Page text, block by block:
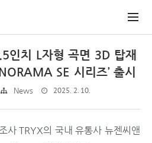
인치 L자형 곡면 3D 탑재
SE 시리즈’ 출시
News 2025. 2. 10.
사 TRYX의 국내 유통사 뉴젠씨앤